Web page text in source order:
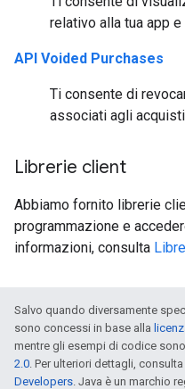
relativo alla tua app
API Voided Purchases
Ti consente di
associati agli
Librerie client
Abbiamo fornito librerie
programmazione e
informazioni, consulta
Salvo quando diversamente
sono concessi in base alla
mentre gli esempi di codice
2.0. Per ulteriori dettagli, consulta
Developers. Java è un marchio